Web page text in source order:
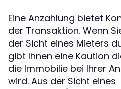
Eine Anzahlung bietet
der Transaktion. Wenn
der Sicht eines Mieters
gibt Ihnen eine Kaution
die Immobilie bei Ihrer
wird. Aus der Sicht eines